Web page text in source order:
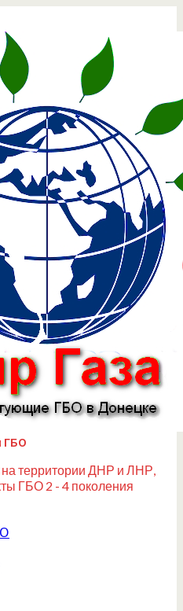
ГБО
территории ДНР и ЛНР,
ГБО 2 - 4 поколения